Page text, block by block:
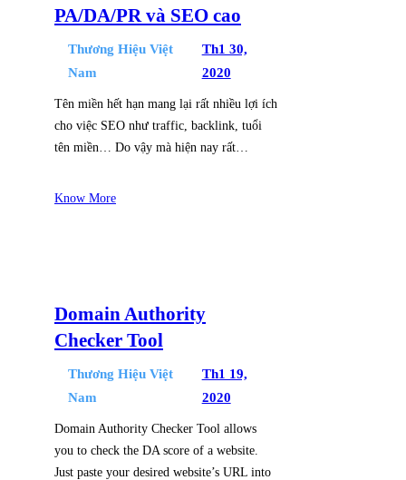
PA/DA/PR và SEO cao
Thương Hiệu Việt
Nam
Th1 30,
2020
Tên miền hết hạn mang lại rất nhiều lợi ích
cho việc SEO như traffic, backlink, tuổi
tên miền… Do vậy mà hiện nay rất…
Know More
Domain Authority
Checker Tool
Thương Hiệu Việt
Nam
Th1 19,
2020
Domain Authority Checker Tool allows
you to check the DA score of a website.
Just paste your desired website’s URL into